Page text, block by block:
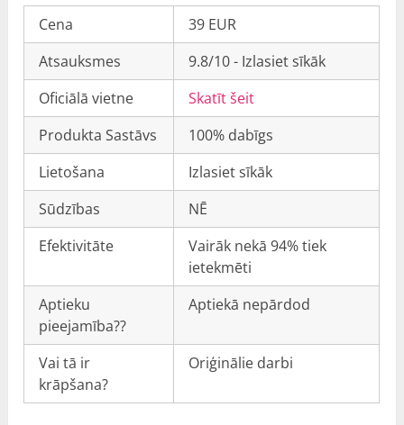
Cena
39 EUR
Atsauksmes
9.8/10 - Izlasiet sīkāk
Oficiālā vietne
Skatīt šeit
Produkta Sastāvs
100% dabīgs
Lietošana
Izlasiet sīkāk
Sūdzības
NĒ
Efektivitāte
Vairāk nekā 94% tiek
ietekmēti
Aptieku
pieejamība??
Aptiekā nepārdod
Vai tā ir
krāpšana?
Oriģinālie darbi